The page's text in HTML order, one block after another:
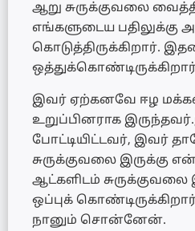
ஆறு சுருக்குவலை
எங்களுடைய பதிலுக்கு
கொடுத்திருக்கிறார்.
இவர் ஏற்கனவே ஈழ
உறுப்பினராக
போட்டியிட்டவர், இவர்
சுருக்குவலை இருக்கு
ஆட்களிடம் சுருக்குவலை
ஒப்புக்
நானும் சொன்னேன்.